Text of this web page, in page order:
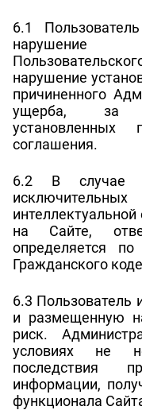
6.1
нарушение
нарушение
причиненного
ущерба, за
установленных
соглашения.
6.2 В случае
на Сайте,
определяется
Гражданского
6.3 Пользователь
и размещенную
риск.
условиях не
последствия
информации,
функционала